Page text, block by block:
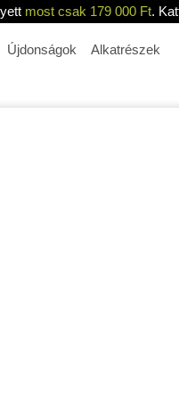
most csak 179 000 Ft.
Újdonságok Alkatrészek